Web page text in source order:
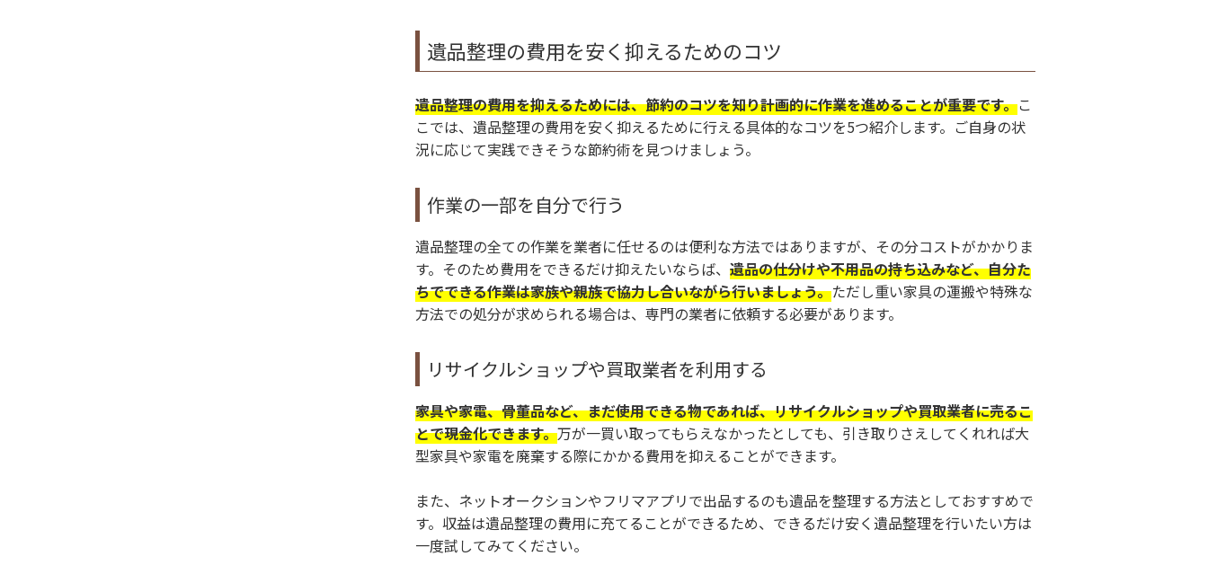
遺品整理の費用を安く抑えるためのコツ
遺品整理の費用を抑えるためには、節約のコツを知り計画的に作業を進めることが重要です。こ
こでは、遺品整理の費用を安く抑えるために行える具体的なコツを5つ紹介します。ご自身の状
況に応じて実践できそうな節約術を見つけましょう。
作業の一部を自分で行う
遺品整理の全ての作業を業者に任せるのは便利な方法ではありますが、その分コストがかかりま
す。そのため費用をできるだけ抑えたいならば、 遺品の仕分けや不用品の持ち込みなど、自分た
ちでできる作業は家族や親族で協力し合いながら行いましょう。ただし重い家具の運搬や特殊な
方法での処分が求められる場合は、専門の業者に依頼する必要があります。
リサイクルショップや買取業者を利用する
家具や家電、骨董品など、まだ使用できる物であれば、リサイクルショップや買取業者に売るこ
とで現金化できます。万が一買い取ってもらえなかったとしても、引き取りさえしてくれれば大
型家具や家電を廃棄する際にかかる費用を抑えることができます。
また、ネットオークションやフリマアプリで出品するのも遺品を整理する方法としておすすめで
す。収益は遺品整理の費用に充てることができるため、できるだけ安く遺品整理を行いたい方は
一度試してみてください。